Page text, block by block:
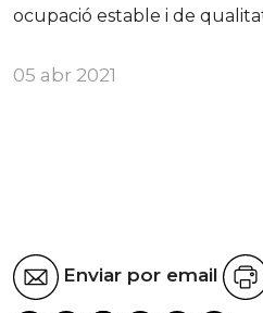
ocupació estable i de
05 abr 2021
Enviar por email